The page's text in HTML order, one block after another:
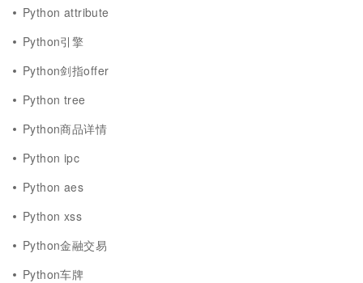
Python attribute
Python引擎
Python剑指offer
Python tree
Python商品详情
Python ipc
Python aes
Python xss
Python金融交易
Python车牌